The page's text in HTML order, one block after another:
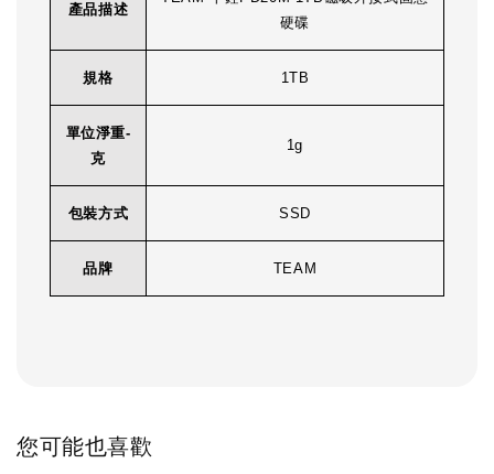
產品描述
硬碟
規格 1TB
單位淨重-
克
1g
包裝方式 SSD
品牌 TEAM
您可能也喜歡